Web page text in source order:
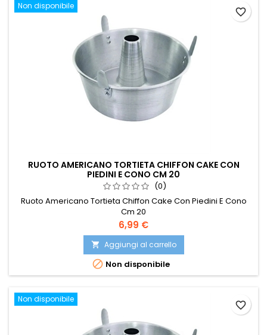
Non disponibile
RUOTO AMERICANO TORTIETA CHIFFON CAKE CON
PIEDINI E CONO CM 20
(0)
Ruoto Americano Tortieta Chiffon Cake Con Piedini E Cono
Cm 20
Prezzo
6,99 €
 Aggiungi al carrello
 Non disponibile
favorite_border
Non disponibile
favorite_border